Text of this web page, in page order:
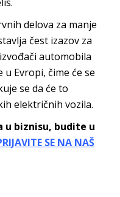
delova za manje
čest izazov za
automobila
Evropi, čime će se
se da će to
električnih vozila.
u biznisu, budite u
SE NA NAŠ